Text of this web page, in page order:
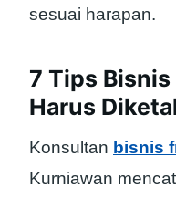
sesuai harapan.
7 Tips
Harus
Konsultan bisnis
Kurniawan